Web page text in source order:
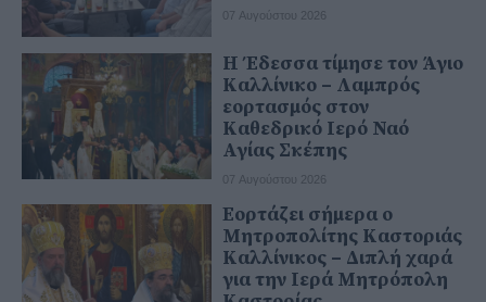
07 Αυγούστου 2026
Η Έδεσσα τίμησε τον Άγιο
Καλλίνικο – Λαμπρός
εορτασμός στον
Καθεδρικό Ιερό Ναό
Αγίας Σκέπης
07 Αυγούστου 2026
Εορτάζει σήμερα ο
Μητροπολίτης Καστοριάς
Καλλίνικος – Διπλή χαρά
για την Ιερά Μητρόπολη